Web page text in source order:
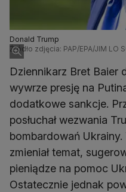
Donald Trump
Źródło zdjęcia: PAP/EPA/JIM LO
Dziennikarz Bret Baier
wywrze presję na
dodatkowe sankcje.
posłuchał wezwania
bombardowań
zmieniał temat,
pieniądze na pomoc
Ostatecznie jednak